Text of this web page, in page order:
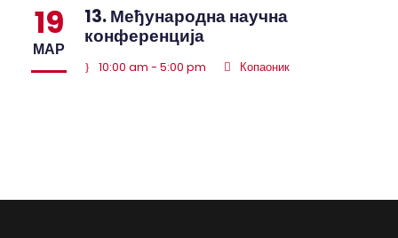
19
МАР
13. Међународна научна
конференција
10:00 am - 5:00 pm Копаоник